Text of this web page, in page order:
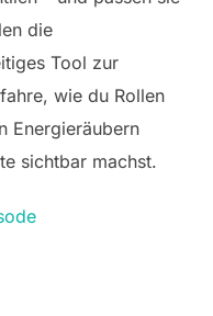
die
Tool zur
wie du Rollen
Energieräubern
sichtbar machst.